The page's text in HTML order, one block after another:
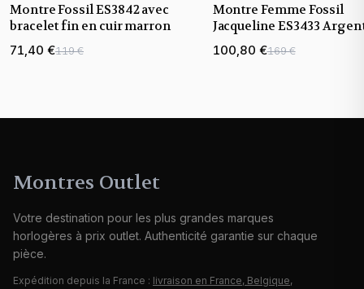
Montre Fossil ES3842 avec
bracelet fin en cuir marron
71,40 €119 €
Montre Femme Fossil
Jacqueline ES3433
classique
100,80 €169 €
Montres Outlet
Votre destination pour les plus grandes marques
horlogères à prix outlet. Authenticité garantie sur chaque
pièce.
Expédition depuis la France : livraison en France, Belgique,